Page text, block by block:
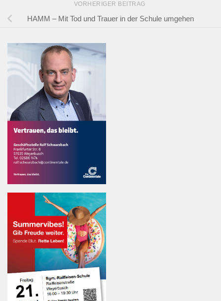
VORHERIGER BEITRAG
HAMM – Mit Tod und Trauer in der Schule umgehen